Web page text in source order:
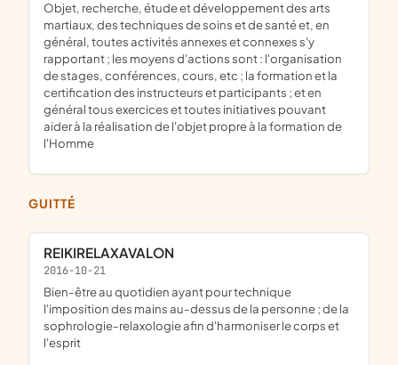
objet, recherche, étude et développement des arts
martiaux, des techniques de soins et de santé et, en
général, toutes activités annexes et connexes s'y
rapportant ; les moyens d'actions sont : l'organisation
de stages, conférences, cours, etc ; la formation et la
certification des instructeurs et participants ; et en
général tous exercices et toutes initiatives pouvant
aider à la réalisation de l'objet propre à la formation de
l'Homme
GUITTÉ
REIKIRELAXAVALON
2016-10-21
bien-être au quotidien ayant pour technique
l'imposition des mains au-dessus de la personne ; de la
sophrologie-relaxologie afin d'harmoniser le corps et
l'esprit